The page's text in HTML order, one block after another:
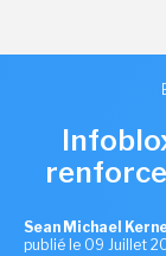
Sean Michael
publié le 09 Juillet